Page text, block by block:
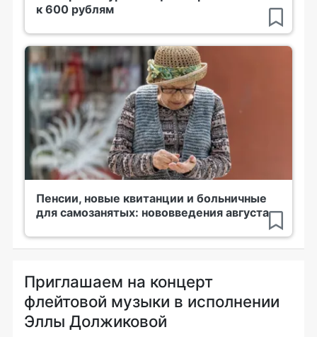
к 600 рублям
Пенсии, новые квитанции и больничные
для самозанятых: нововведения августа
Приглашаем на концерт
флейтовой музыки в исполнении
Эллы Должиковой